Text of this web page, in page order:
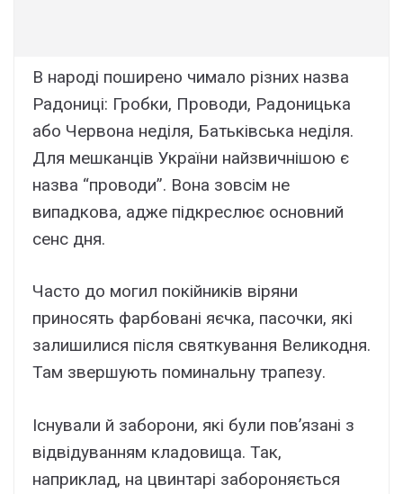
В народі поширено чимало різних назва
Радониці: Гробки, Проводи, Радоницька
або Червона неділя, Батьківська неділя.
Для мешканців України найзвичнішою є
назва “проводи”. Вона зовсім не
випадкова, адже підкреслює основний
сенс дня.
Часто до могил покійників віряни
приносять фарбовані яєчка, пасочки, які
залишилися після святкування Великодня.
Там звершують поминальну трапезу.
Існували й заборони, які були пов’язані з
відвідуванням кладовища. Так,
наприклад, на цвинтарі забороняється